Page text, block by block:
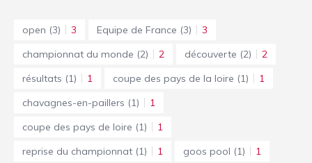
open (3) 3 Equipe de France (3)
3
championnat du monde (2) 2 découverte (2)
2
résultats (1) 1 coupe des pays de la loire (1)
1
chavagnes-en-paillers (1)
1
coupe des pays de loire (1)
1
reprise du championnat (1) 1 goos pool (1)
1